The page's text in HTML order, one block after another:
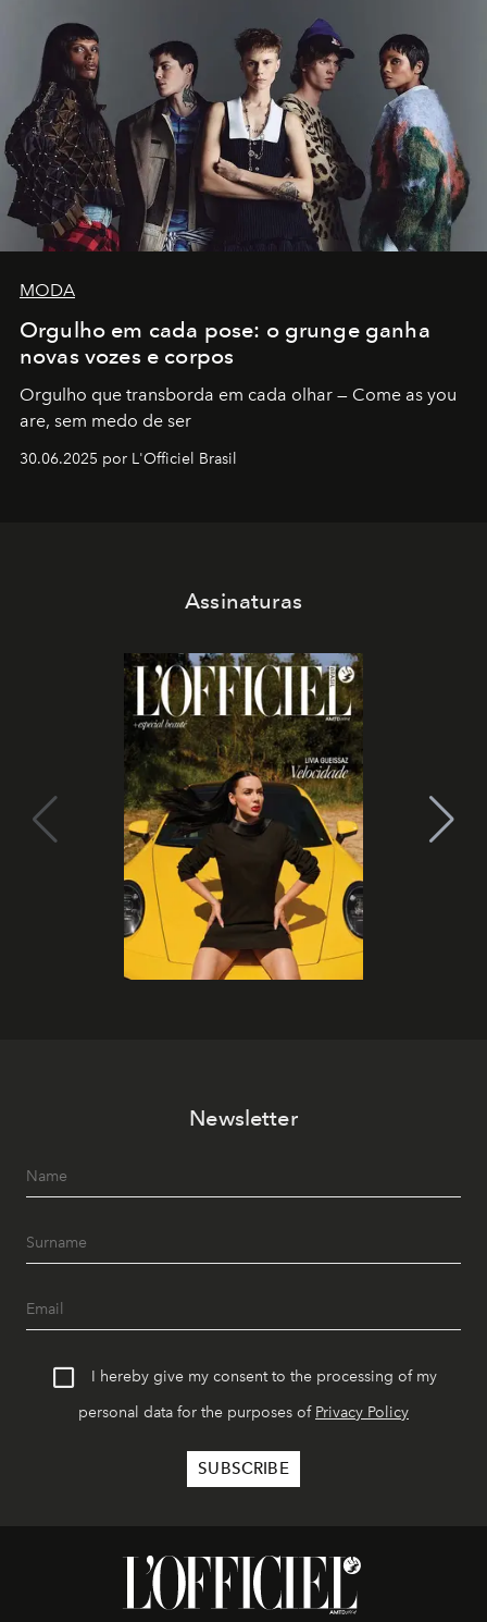
MODA
Orgulho em cada pose: o grunge ganha
novas vozes e corpos
Orgulho que transborda em cada olhar — Come as you
are, sem medo de ser
30.06.2025 por L'Officiel Brasil
Assinaturas
Newsletter
I hereby give my consent to the processing of my
personal data for the purposes of Privacy Policy